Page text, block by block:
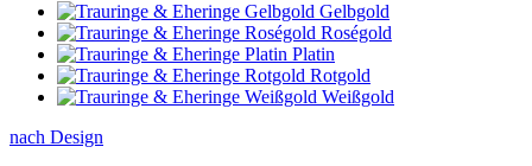
Gelbgold
Roségold
Platin
Rotgold
Weißgold
nach Design